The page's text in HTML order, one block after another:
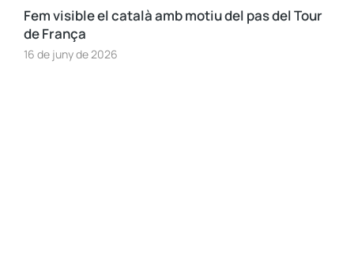
Fem visible el català amb motiu del pas del Tour
de França
16 de juny de 2026